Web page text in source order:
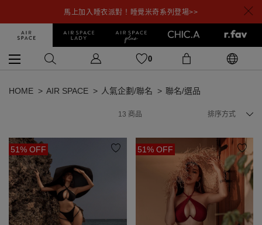
馬上加入睡衣派對！睡覺米奇系列登場>>
0
HOME AIR SPACE 人氣企劃/聯名 聯名/選品
13 商品 排序方式
51% OFF 51% OFF